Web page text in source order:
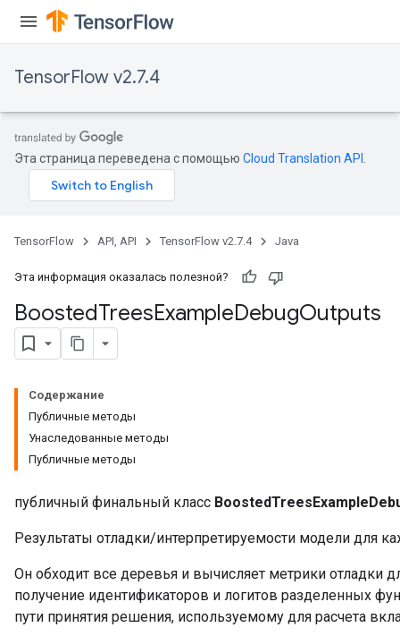
TensorFlow v2.7.4
Эта страница переведена с помощью Cloud Translation API
TensorFlow API, API TensorFlow v2.7.4 Java
Эта информация оказалась полезной?
BoostedTreesExampleDebugOutputs
Содержание
Публичные методы
Унаследованные методы
Публичные методы
публичный финальный класс
Результаты отладки/интерпретируемости модели для
Он обходит все деревья и вычисляет метрики отладки
получение идентификаторов и логитов разделенных
пути принятия решения, используемому для расчета